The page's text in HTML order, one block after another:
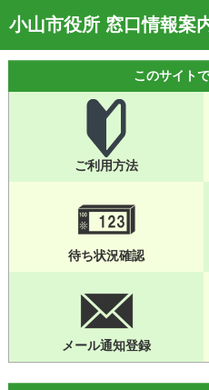
小山市役所 窓口情報案
トップページ
ご利用方法
窓口混雑状況
待ち状況確認
交付状況確認
メール通知登録
混雑予想カレンダー
このサイト
ご利用方法
待ち状況確認
メール通知登録